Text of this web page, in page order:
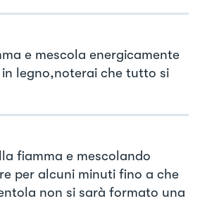
e mescola energicamente
legno,noterai che tutto si
fiamma e mescolando
per alcuni minuti fino a che
non si sarà formato una